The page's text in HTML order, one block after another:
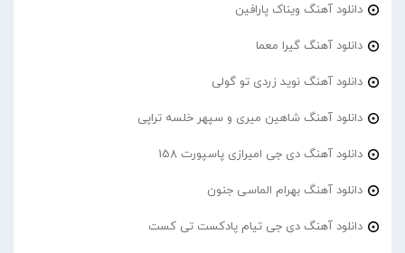
دانلود آهنگ ویناک پارافین
دانلود آهنگ گیرا معما
دانلود آهنگ نوید زردی تو گولی
دانلود آهنگ شاهین میری و سپهر خلسه تراپی
دانلود آهنگ دی جی امیرازی پاسپورت 158
دانلود آهنگ بهرام الماسی جنون
دانلود آهنگ دی جی تیام پادکست تی کست